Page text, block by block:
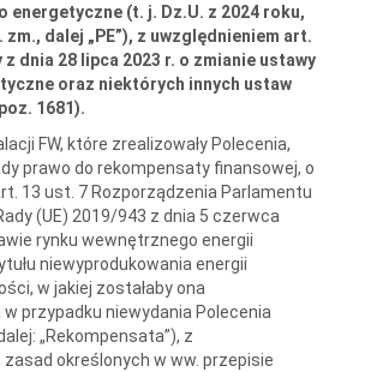
energetyczne (t. j. Dz.U. z 2024 roku,
zm., dalej „PE”), z uwzględnieniem art.
z dnia 28 lipca 2023 r. o zmianie ustawy
oraz niektórych innych ustaw
1681).
FW, które zrealizowały Polecenia,
prawo do rekompensaty finansowej, o
13 ust. 7 Rozporządzenia Parlamentu
(UE) 2019/943 z dnia 5 czerwca
rynku wewnętrznego energii
niewyprodukowania energii
w jakiej zostałaby ona
przypadku niewydania Polecenia
„Rekompensata”), z
określonych w ww. przepisie